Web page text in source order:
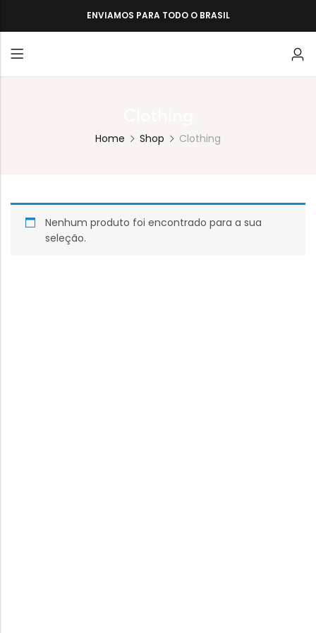
ENVIAMOS PARA TODO O BRASIL
Home Shop Clothing
Nenhum produto foi encontrado para a sua
seleção.